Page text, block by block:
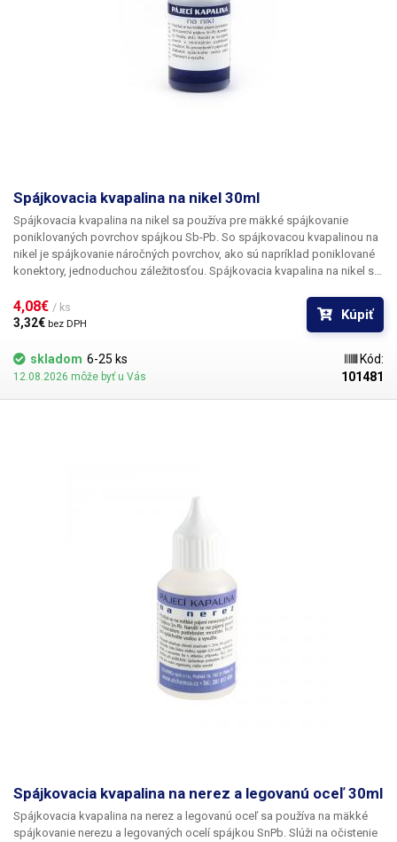
Spájkovacia kvapalina na nikel 30ml
Spájkovacia kvapalina na nikel sa používa pre mäkké spájkovanie
poniklovaných povrchov spájkou Sb-Pb. So spájkovacou kvapalinou na
nikel je spájkovanie náročných povrchov, ako sú napríklad poniklované
konektory, jednoduchou záležitosťou. Spájkovacia kvapalina na nikel sa
spájkovaní je potreba spoj opláchnuť vodou alebo etanolom a vysušiť.
Obsah: 30ml
4,08€ / ks
3,32€ bez DPH
Kúpiť
skladom 6-25 ks
12.08.2026 môže byť u Vás
Kód:
101481
Spájkovacia kvapalina na nerez a legovanú oceľ 30ml
Spájkovacia kvapalina na nerez a legovanú oceľ sa používa na mäkké
spájkovanie nerezu a legovaných ocelí spájkou SnPb. Slúži na očistenie